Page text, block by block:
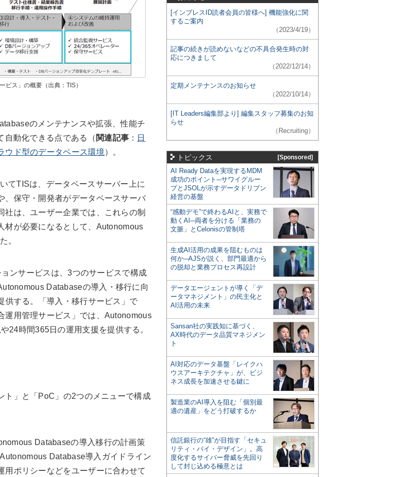
ビス」の概要（出典：TIS）
のメンテナンスや拡張、性能チ
自動化できる点である（ 関連記事 ： 日
ウド型のデータベース環境）。
てTISは、データベースサーバー上に
、保守・開発者がデータベースサーバ
は、ユーザー企業では、これらの制
材が必要になるとして、Autonomous
。
ンサービスは、3つのサービスで構成
Databaseの導入・移行に向
供する。「導入・移行サービス」で
運用管理サービス」では、Autonomous
24時間365日の運用支援を提供する。
」と「PoC」の2つのメニューで構成
Databaseの導入移行の計画策
Database導入ガイドライン
用ポリシーなどをユーザーに合わせて
[インプレスID読者会員の皆様へ] 機能強化に関
するご案内
（2023/4/19）
記事の続きが読めないなどの不具合発生時の対
応につきまして
（2022/12/14）
定期メンテナンスのお知らせ
（2022/10/14）
[IT Leaders編集部より] 編集スタッフ募集のお知
らせ
（Recruiting）
トピックス [Sponsored]
AI Ready Dataを実現するMDM
成功のポイント─サワイグルー
プとJSOLが示すデータドリブン
経営の基盤
“感動デモ”で終わるAIと、実務で
動くAI─両者を分ける「業務の
文脈」とCelonisの管制塔
生成AI活用の成果を阻むものは
何か─AJSが説く、部門最適から
の脱却と業務プロセス再設計
データエージェントが導く「デ
ータマネジメント」の民主化と
AI活用の未来
Sansan社の実践知に基づく、
AX時代のデータ品質マネジメン
ト
AI対応のデータ基盤「レイクハ
ウスアーキテクチャ」が、ビジ
ネス成長を加速させる鍵に
製造業のAI導入を阻む「個別最
適の遺産」をどう打破するか
信託銀行の“雄”が目指す「セキュ
リティ・バイ・デザイン」。高
度化するサイバー脅威を先回り
して封じ込める極意とは